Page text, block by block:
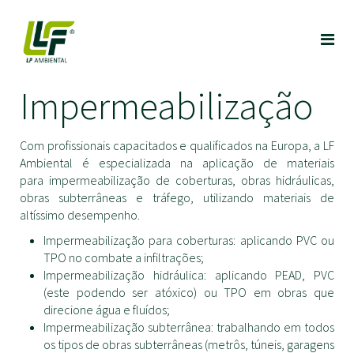
Impermeabilização
Com profissionais capacitados e qualificados na Europa, a LF
Ambiental é especializada na aplicação de materiais
para impermeabilização de coberturas, obras hidráulicas,
obras subterrâneas e tráfego, utilizando materiais de
altíssimo desempenho.
Impermeabilização para coberturas: aplicando PVC ou
TPO no combate a infiltrações;
Impermeabilização hidráulica: aplicando PEAD, PVC
(este podendo ser atóxico) ou TPO em obras que
direcione água e fluídos;
Impermeabilização subterrânea: trabalhando em todos
os tipos de obras subterrâneas (metrôs, túneis, garagens